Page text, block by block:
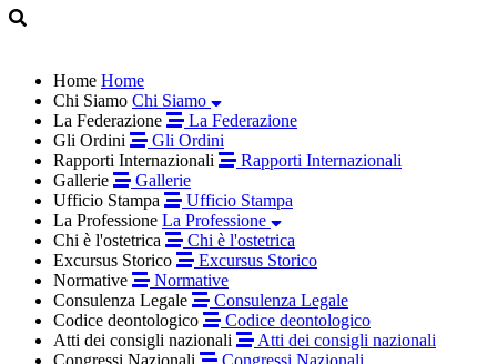
Home Home
Chi Siamo Chi Siamo
La Federazione
La Federazione
Gli Ordini
Gli Ordini
Rapporti Internazionali
Rapporti Internazionali
Gallerie
Gallerie
Ufficio Stampa
Ufficio Stampa
La Professione La Professione
Chi è l'ostetrica
Chi è l'ostetrica
Excursus Storico
Excursus Storico
Normative
Normative
Consulenza Legale
Consulenza Legale
Codice deontologico
Codice deontologico
Atti dei consigli nazionali
Atti dei consigli nazionali
Congressi Nazionali
Congressi Nazionali